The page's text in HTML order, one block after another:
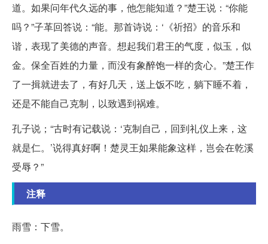
道。如果问年代久远的事，他怎能知道？”楚王说：“你能
吗？”子革回答说：“能。那首诗说：‘《祈招》的音乐和
谐，表现了美德的声音。想起我们君王的气度，似玉，似
金。保全百姓的力量，而没有象醉饱一样的贪心。”楚王作
了一揖就进去了，有好几天，送上饭不吃，躺下睡不着，
还是不能自己克制，以致遇到祸难。
孔子说；“古时有记载说：‘克制自己，回到礼仪上来，这
就是仁。’说得真好啊！楚灵王如果能象这样，岂会在乾溪
受辱？”
注释
雨雪：下雪。